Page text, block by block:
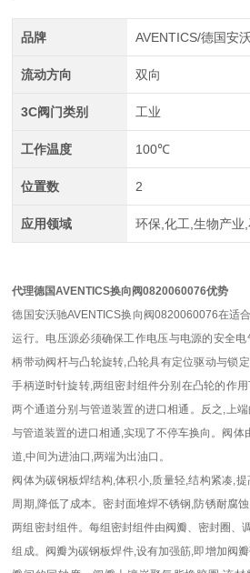
品牌 AVENTICS/德国安
流动方向 双向
3C阀门类别 工业
工作温度 100℃
位置数 2
应用领域 环保,化工,生物产业
代理德国AVENTICS换向阀0820060076优势
德国安沃驰AVENTICS换向阀0820060076在适
运行。电压源必须确保工作电压与电源的安全
柄带动阀杆与凸轮旋转,凸轮具有定位驱动与锁
手柄逆时针旋转,两组密封组件分别在凸轮的作
两个通道分别与管道装置的进口相通。反之,上
与管道装置的进口相通,实现了不停车换向。阀体
道,中间为进油口,两端为出油口。
阀体为碳钢板焊结构,体积小,质量轻,结构紧凑,
周期,降低了成本。密封面堆焊不锈钢,防锈耐腐
两组密封组件。每组密封组件由阀瓣、密封圈、
组成。阀瓣为碳钢板焊件,设有加强筋,即增加阀